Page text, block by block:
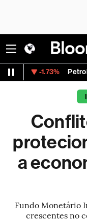
Petrobras PN
a
Fundo Monetário
crescentes no